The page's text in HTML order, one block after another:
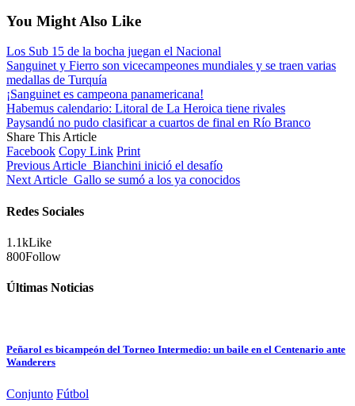
You Might Also Like
Los Sub 15 de la bocha juegan el Nacional
Sanguinet y Fierro son vicecampeones mundiales y se traen varias
medallas de Turquía
¡Sanguinet es campeona panamericana!
Habemus calendario: Litoral de La Heroica tiene rivales
Paysandú no pudo clasificar a cuartos de final en Río Branco
Share This Article
Facebook Copy Link Print
Previous Article Bianchini inició el desafío
Next Article Gallo se sumó a los ya conocidos
Redes Sociales
1.1kLike
800Follow
Últimas Noticias
Peñarol es bicampeón del Torneo Intermedio: un baile en el Centenario ante
Wanderers
Conjunto Fútbol